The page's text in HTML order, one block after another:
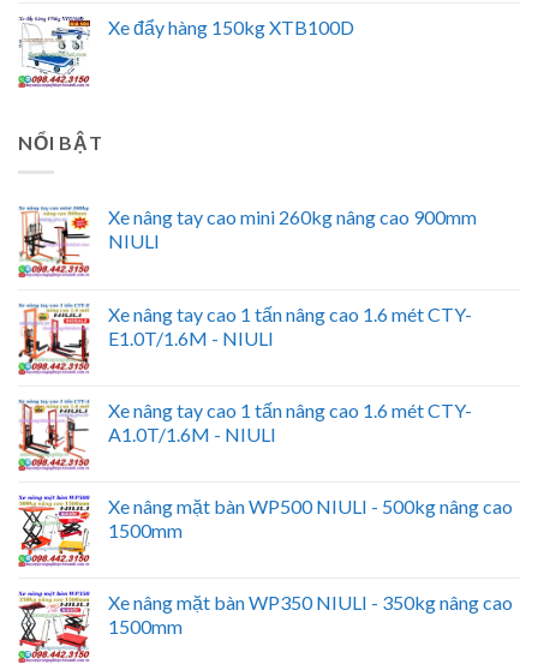
Xe đẩy hàng 150kg XTB100D
NỔI BẬT
Xe nâng tay cao mini 260kg nâng cao 900mm
NIULI
Xe nâng tay cao 1 tấn nâng cao 1.6 mét CTY-
E1.0T/1.6M - NIULI
Xe nâng tay cao 1 tấn nâng cao 1.6 mét CTY-
A1.0T/1.6M - NIULI
Xe nâng mặt bàn WP500 NIULI - 500kg nâng cao
1500mm
Xe nâng mặt bàn WP350 NIULI - 350kg nâng cao
1500mm